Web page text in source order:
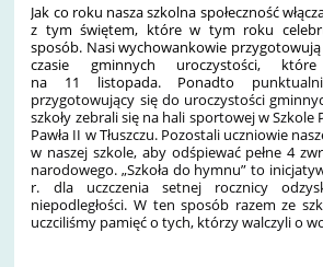
Jak co roku nasza szkolna społeczność
z tym świętem, które w tym roku
sposób. Nasi wychowankowie
czasie gminnych uroczystości,
na 11 listopada. Ponadto p
przygotowujący się do uroczystości
szkoły zebrali się na hali sportowej w Szkole
Pawła II w Tłuszczu. Pozostali uczniowie
w naszej szkole, aby odśpiewać pełne 4
narodowego. „Szkoła do hymnu” to
r. dla uczczenia setnej rocznicy
niepodległości. W ten sposób razem ze
uczciliśmy pamięć o tych, którzy walczyli o